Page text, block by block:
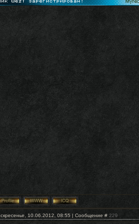
10.06.2012, 08:55 | Сообщение # 229